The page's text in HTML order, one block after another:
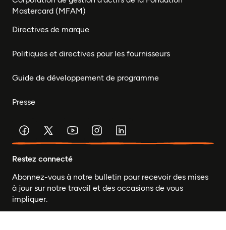
Mastercard (MFAM)
Directives de marque
Politiques et directives pour les fournisseurs
Guide de développement de programme
Presse
Restez connecté
Abonnez-vous à notre bulletin pour recevoir des mises
à jour sur notre travail et des occasions de vous
impliquer.